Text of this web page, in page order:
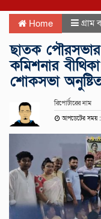
Home গ্রাম
ছাতক পৌরসভার
কমিশনার
শোকসভা
রিপোর্টারের নাম
আপডেটের সময় :